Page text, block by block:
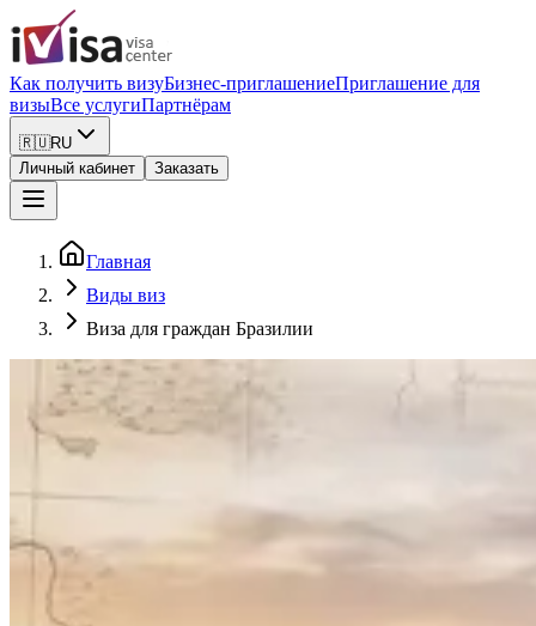
Как получить визуБизнес-приглашениеПриглашение для
визыВсе услугиПартнёрам
🇷🇺RU
Личный кабинет
Заказать
Главная
Виды виз
Виза для граждан Бразилии